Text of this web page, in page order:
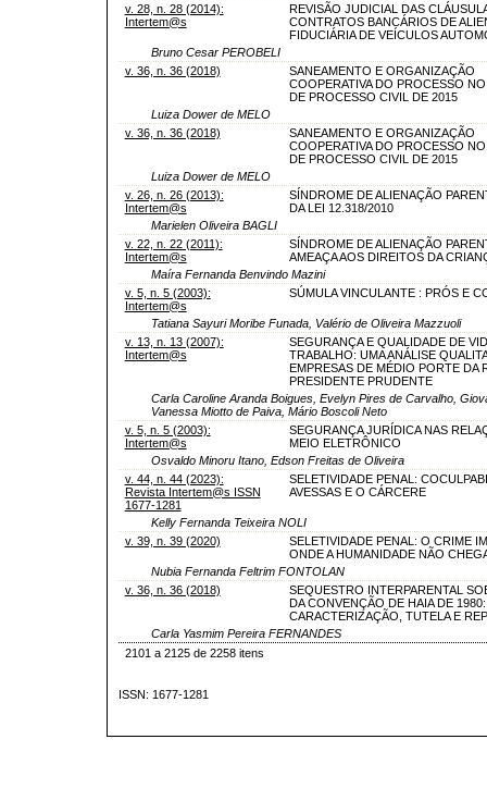
v. 28, n. 28 (2014):
Intertem@s
REVISÃO JUDICIAL DAS
CONTRATOS BANCÁRIOS DE
FIDUCIÁRIA DE VEÍCULOS
Bruno Cesar PEROBELI
v. 36, n. 36 (2018)
SANEAMENTO E ORGANIZAÇÃO
COOPERATIVA DO PROCESSO
DE PROCESSO CIVIL DE 2015
Luiza Dower de MELO
v. 36, n. 36 (2018)
SANEAMENTO E ORGANIZAÇÃO
COOPERATIVA DO PROCESSO
DE PROCESSO CIVIL DE 2015
Luiza Dower de MELO
v. 26, n. 26 (2013):
Intertem@s
SÍNDROME DE ALIENAÇÃO
DA LEI 12.318/2010
Marielen Oliveira BAGLI
v. 22, n. 22 (2011):
Intertem@s
SÍNDROME DE ALIENAÇÃO
AMEAÇA AOS DIREITOS DA
Maíra Fernanda Benvindo Mazini
v. 5, n. 5 (2003):
Intertem@s
SÚMULA VINCULANTE : PRÓS E
Tatiana Sayuri Moribe Funada, Valério de Oliveira Mazzuoli
v. 13, n. 13 (2007):
Intertem@s
SEGURANÇA E QUALIDADE DE
TRABALHO: UMA ANÁLISE
EMPRESAS DE MÉDIO PORTE DA
PRESIDENTE PRUDENTE
Carla Caroline Aranda Boigues, Evelyn Pires de Carvalho,
Vanessa Miotto de Paiva, Mário Boscoli Neto
v. 5, n. 5 (2003):
Intertem@s
SEGURANÇA JURÍDICA NAS
MEIO ELETRÔNICO
Osvaldo Minoru Itano, Edson Freitas de Oliveira
v. 44, n. 44 (2023):
Revista Intertem@s ISSN
1677-1281
SELETIVIDADE PENAL:
AVESSAS E O CÁRCERE
Kelly Fernanda Teixeira NOLI
v. 39, n. 39 (2020)
SELETIVIDADE PENAL: O CRIME
ONDE A HUMANIDADE NÃO
Nubia Fernanda Feltrim FONTOLAN
v. 36, n. 36 (2018)
SEQUESTRO INTERPARENTAL
DA CONVENÇÃO DE HAIA DE 1980:
CARACTERIZAÇÃO, TUTELA E
Carla Yasmim Pereira FERNANDES
2101 a 2125 de 2258 itens
ISSN: 1677-1281